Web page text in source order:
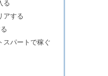
る
アする
スパートで稼ぐ